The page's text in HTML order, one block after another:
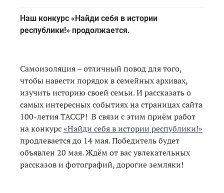
Наш конкурс «Найди себя в истории
республики!» продолжается.
Самоизоляция – отличный повод для того,
чтобы навести порядок в семейных архивах,
изучить историю своей семьи. И рассказать о
самых интересных событиях на страницах сайта
100-летия ТАССР! В связи с этим приём работ
на конкурс«Найди себя в истории республики!»
продлевается до 14 мая. Победитель будет
объявлен 20 мая. Ждём от вас увлекательных
рассказов и фотографий, дорогие земляки!